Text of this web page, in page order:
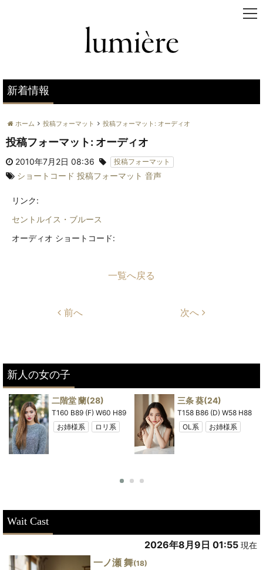
新着情報
ホーム 投稿フォーマット 投稿フォーマット: オーディオ
投稿フォーマット: オーディオ
2010年7月2日 08:36 投稿フォーマット
ショートコード 投稿フォーマット 音声
リンク:
セントルイス・ブルース
オーディオ ショートコード:
前へ
一覧へ戻る
次へ
新人の女の子
二階堂 蘭(28)
T160 B89 (F) W60 H89
お姉様系
ロリ系
三条 葵(24)
T158 B86 (D) W58 H88
OL系
お姉様系
Wait Cast
2026年8月9日 01:55 現在
一ノ瀬 舞(18)
t